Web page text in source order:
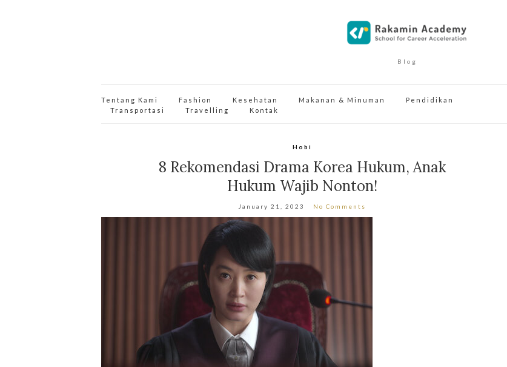
Blog
Tentang Kami Fashion Kesehatan Makanan & Minuman
Pendidikan
Transportasi
Travelling Kontak
Hobi
8 Rekomendasi Drama Korea Hukum, Anak
Hukum Wajib Nonton!
January 21, 2023 No Comments